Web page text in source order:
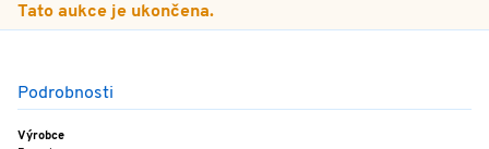
Tato aukce je ukončena.
Podrobnosti
Výrobce